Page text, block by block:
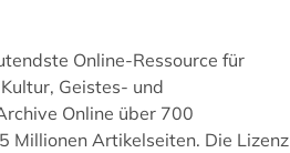
Online-Ressource für
Geistes- und
Online über 700
Millionen Artikelseiten. Die Lizenz